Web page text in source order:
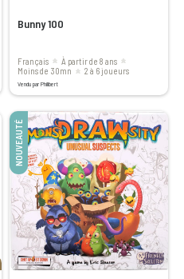
Bunny 100
Français
à partir de 8 ans
moins de 30mn
2 à 6 joueurs
Vendu par Philibert
NOUVEAUTÉ